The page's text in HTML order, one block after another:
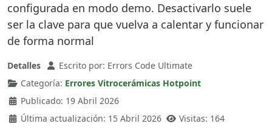
configurada en modo demo. Desactivarlo suele
ser la clave para que vuelva a calentar y funcionar
de forma normal
Detalles Escrito por: Errors Code Ultimate
Categoría: Errores Vitrocerámicas Hotpoint
Publicado: 19 Abril 2026
Última actualización: 15 Abril 2026
Visitas: 164